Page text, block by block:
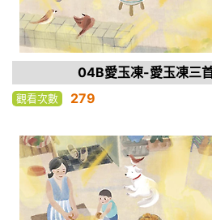
04B愛玉凍-愛玉凍三
觀看次數 279